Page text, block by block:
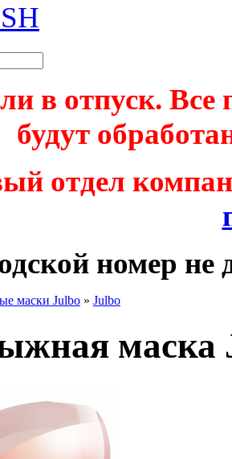
в отпуск. Все
будут
отдел
номер не
маски Julbo » Julbo
маска